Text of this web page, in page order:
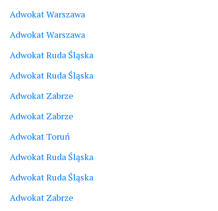
Adwokat Warszawa
Adwokat Warszawa
Adwokat Ruda Śląska
Adwokat Ruda Śląska
Adwokat Zabrze
Adwokat Zabrze
Adwokat Toruń
Adwokat Ruda Śląska
Adwokat Ruda Śląska
Adwokat Zabrze